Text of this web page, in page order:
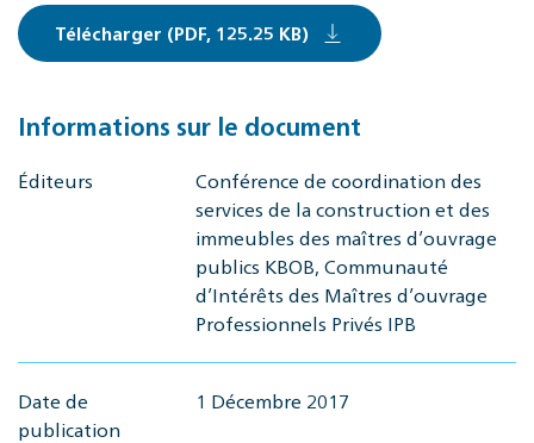
Télécharger (PDF, 125.25 KB)
Informations sur le document
Éditeurs
Conférence de coordination des
services de la construction et des
immeubles des maîtres d’ouvrage
publics KBOB, Communauté
d’Intérêts des Maîtres d’ouvrage
Professionnels Privés IPB
Date de
publication
1 Décembre 2017